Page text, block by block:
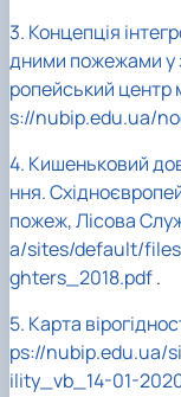
3. Концепція
дними пожежами у
ропейський центр
s://nubip.edu.ua/
4. Кишеньковий
ння.
пожеж, Лісова
a/sites/default/
ghters_2018.pdf.
5. Карта
ps://nubip.edu.ua/
ility_vb_14-01-